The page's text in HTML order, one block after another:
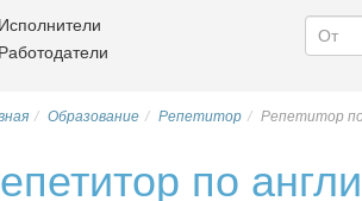
Исполнители
Работодатели
Образование Репетитор Репетитор
по